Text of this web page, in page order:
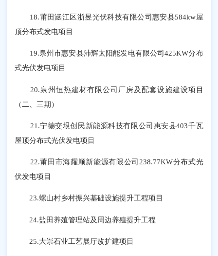
18.莆田涵江区浙昱光伏科技有限公司惠安县584kw屋
顶分布式发电项目
19.泉州市惠安县沛辉太阳能发电有限公司425KW分布
式光伏发电项目
20.泉州恒热建材有限公司厂房及配套设施建设项目
（二、三期）
21.宁德交垠创民新能源科技有限公司惠安县403千瓦
屋顶分布式光伏发电项目
22.莆田市海耀顺新能源有限公司238.77KW分布式光
伏发电项目
23.螺山村乡村振兴基础设施提升工程项目
24.盐田养殖管理站及周边养殖提升工程
25.大崇石业工艺展厅改扩建项目